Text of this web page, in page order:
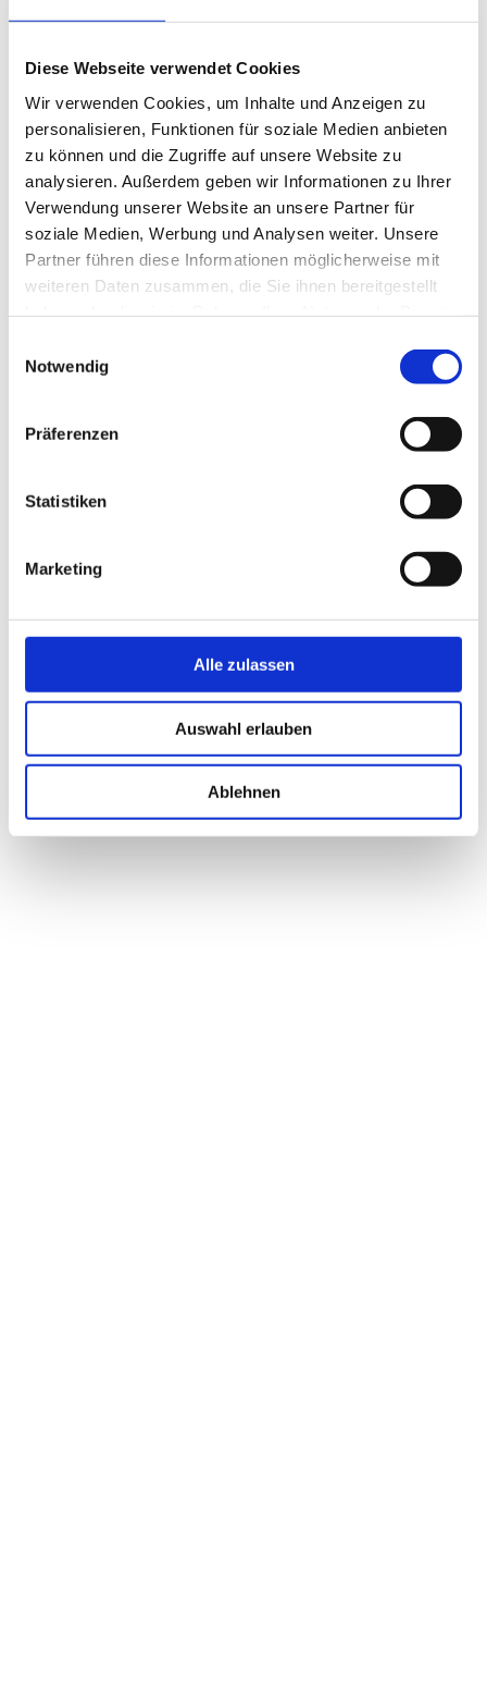
Diese Webseite verwendet Cookies
Wir verwenden Cookies, um Inhalte und Anzeigen zu
personalisieren, Funktionen für soziale Medien anbieten
zu können und die Zugriffe auf unsere Website zu
analysieren. Außerdem geben wir Informationen zu Ihrer
Verwendung unserer Website an unsere Partner für
soziale Medien, Werbung und Analysen weiter. Unsere
Partner führen diese Informationen möglicherweise mit
weiteren Daten zusammen, die Sie ihnen bereitgestellt
jederzeit auf unserer Datenschutzseite ändern.
Notwendig
Präferenzen
Statistiken
Marketing
Alle zulassen
Auswahl erlauben
Ablehnen
Arbeitswelten
für Menschen und Unternehmen